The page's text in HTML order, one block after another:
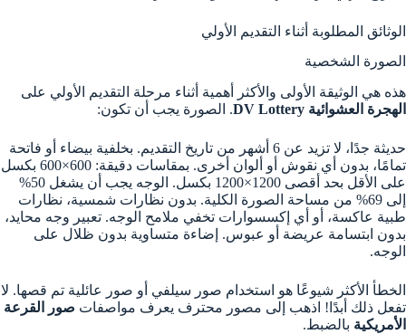
الوثائق المطلوبة أثناء التقديم الأولي
الصورة الشخصية
هذه هي الوثيقة الأولى والأكثر أهمية أثناء مرحلة التقديم الأولي على
الهجرة العشوائية DV Lottery
. الصورة يجب أن تكون:
حديثة جدًا، لا تزيد عن 6 أشهر من تاريخ التقديم. بخلفية بيضاء أو فاتحة
تمامًا، بدون أي نقوش أو ألوان أخرى. بمقاسات دقيقة: 600×600 بكسل
على الأقل بحد أقصى 1200×1200 بكسل. الوجه يجب أن يشغل 50%
إلى 69% من مساحة الصورة الكلية. بدون نظارات شمسية، نظارات
طبية عاكسة، أو أي إكسسوارات تخفي ملامح الوجه. تعبير وجه محايد،
بدون ابتسامة عريضة أو عبوس. إضاءة متساوية بدون ظلال على
الوجه.
الخطأ الأكثر شيوعًا هو استخدام صور سيلفي أو صور عائلية تم قصها. لا
تفعل ذلك أبدًا! اذهب إلى مصور محترف يعرف مواصفات صور القرعة
الأمريكية بالضبط.